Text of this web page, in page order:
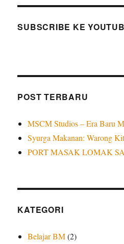
SUBSCRIBE KE
POST TERBARU
MSCM Studios – Era Baru
Syurga Makanan: Warong
PORT MASAK LOMAK
KATEGORI
Belajar BM(2)